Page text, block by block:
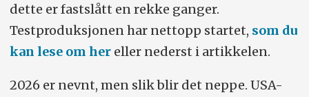
dette er fastslått en rekke ganger.
Testproduksjonen har nettopp startet, som du
kan lese om hereller nederst i artikkelen.
2026 er nevnt, men slik blir det neppe. USA-